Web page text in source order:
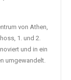
von Athen,
1. und 2.
und in ein
umgewandelt.